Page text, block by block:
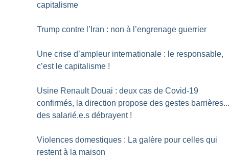
capitalisme
Trump contre l’Iran : non à l’engrenage guerrier
Une crise d’ampleur internationale : le responsable,
c’est le capitalisme !
Usine Renault Douai : deux cas de Covid-19
confirmés, la direction propose des gestes
des salarié.e.s débrayent !
Violences domestiques : La galère pour celles qui
restent à la maison